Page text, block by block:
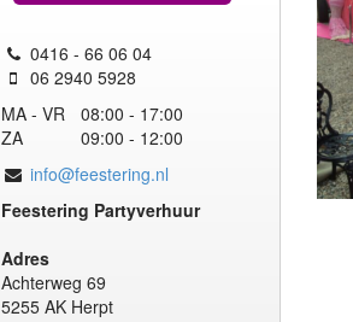
0416 - 66 06 04
06 2940 5928
MA - VR
08:00 - 17:00
ZA
09:00 - 12:00
info@feestering.nl
Feestering Partyverhuur
Adres
Achterweg 69
5255 AK Herpt